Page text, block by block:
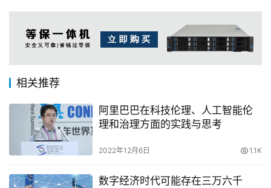
相关推荐
阿里巴巴在科技伦理、人工智能伦
理和治理方面的实践与思考
2022年12月6日 1.1K
数字经济时代可能存在三万六千